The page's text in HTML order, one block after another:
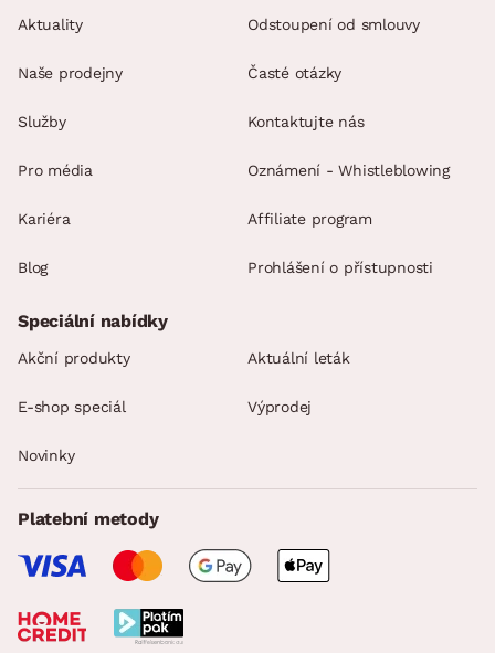
Aktuality
Naše prodejny
Služby
Pro média
Kariéra
Blog
Odstoupení od smlouvy
Časté otázky
Kontaktujte nás
Oznámení - Whistleblowing
Affiliate program
Prohlášení o přístupnosti
Speciální nabídky
Akční produkty Aktuální leták
E-shop speciál Výprodej
Novinky
Platební metody